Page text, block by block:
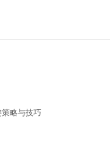
略与技巧